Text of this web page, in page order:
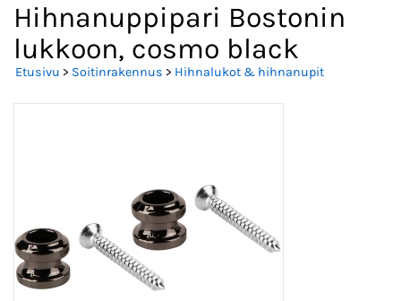
Hihnanuppipari Bostonin
lukkoon, cosmo black
Etusivu > Soitinrakennus > Hihnalukot & hihnanupit